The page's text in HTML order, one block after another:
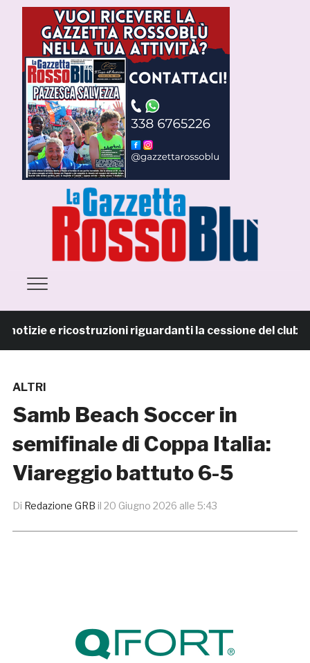
e ricostruzioni riguardanti la cessione del club.
ALTRI
Samb Beach Soccer in
semifinale di Coppa Italia:
Viareggio battuto 6-5
Di Redazione GRB il 20 Giugno 2026 alle 5:43